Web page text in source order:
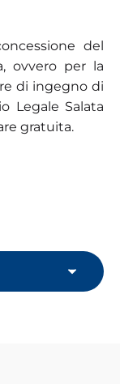
del
ovvero per la
di ingegno di
Legale Salata
gratuita.